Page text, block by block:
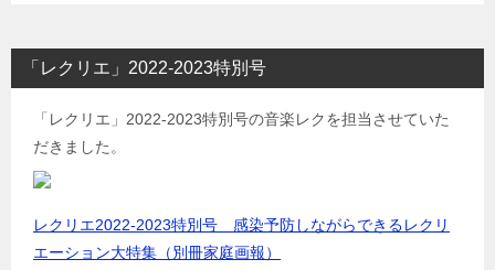
「レクリエ」2022-2023特別号
「レクリエ」2022-2023特別号の音楽レクを担当させていた
だきました。
レクリエ2022-2023特別号 感染予防しながらできるレクリ
エーション大特集（別冊家庭画報）